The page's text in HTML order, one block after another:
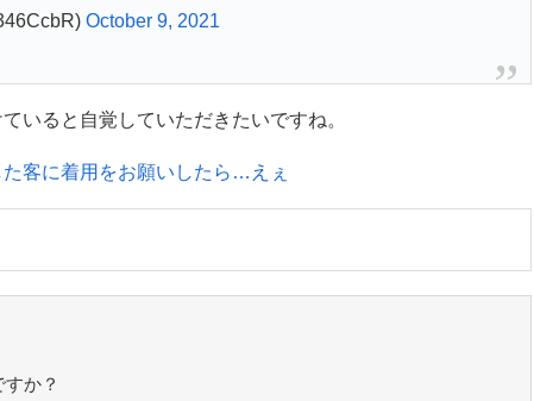
October 9, 2021
いると自覚していただきたいですね。
客に着用をお願いしたら…えぇ
か？